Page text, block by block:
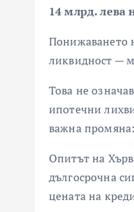
14 млрд. лева
Понижаването
ликвидност —
Това не
ипотечни
важна
Опитът на
дългосрочна
цената на